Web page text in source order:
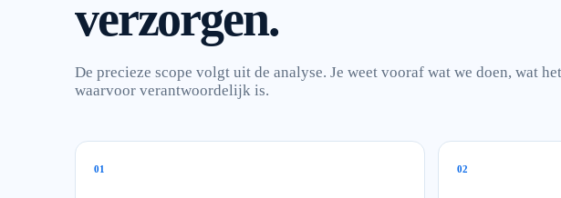
verzorgen.
De precieze scope volgt uit de analyse. Je weet vooraf wat we doen, wat
waarvoor verantwoordelijk is.
01 02